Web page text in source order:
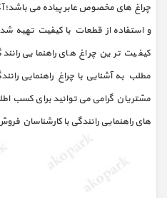
چراغ های مخصوص عابر پیاده می باشد؛
و استفاده از قطعات با کیفیت تهیه
کیفیت ترین چراغ های راهنمایی
مطلب به آشنایی با چراغ راهنمایی
مشتریان گرامی می توانید برای کسب
های راهنمایی رانندگی با کارشناسان